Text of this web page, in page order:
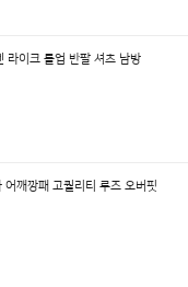
라이크 롤업 반팔 셔츠 남방
깨깡패 고퀄리티 루즈 오버핏